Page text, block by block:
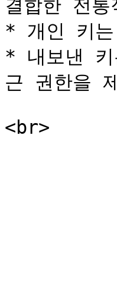
결합한 전
* 개인 키
* 내보낸
근 권한을